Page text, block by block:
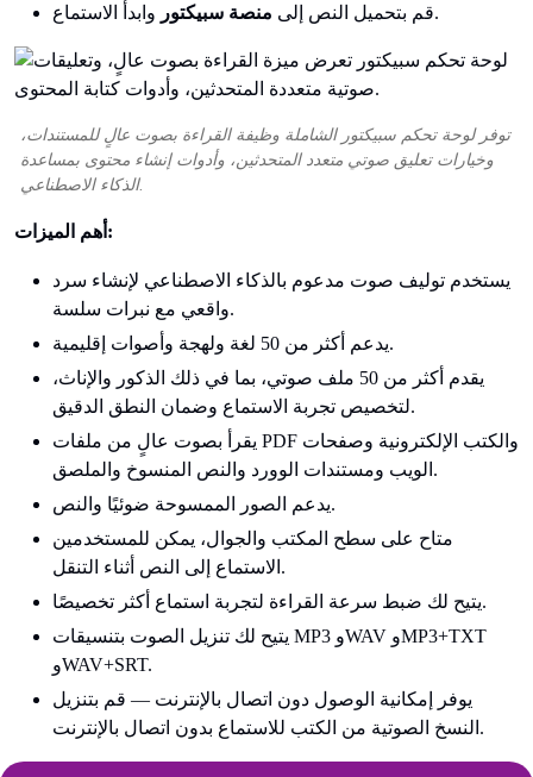
قم بتحميل النص إلى منصة سبيكتور وابدأ الاستماع.
توفر لوحة تحكم سبيكتور الشاملة وظيفة القراءة بصوت عالٍ للمستندات،
وخيارات تعليق صوتي متعدد المتحدثين، وأدوات إنشاء محتوى بمساعدة
الذكاء الاصطناعي.
أهم الميزات:
يستخدم توليف صوت مدعوم بالذكاء الاصطناعي لإنشاء سرد
واقعي مع نبرات سلسة.
يدعم أكثر من 50 لغة ولهجة وأصوات إقليمية.
يقدم أكثر من 50 ملف صوتي، بما في ذلك الذكور والإناث،
لتخصيص تجربة الاستماع وضمان النطق الدقيق.
يقرأ بصوت عالٍ من ملفات PDF والكتب الإلكترونية وصفحات
الويب ومستندات الوورد والنص المنسوخ والملصق.
يدعم الصور الممسوحة ضوئيًا والنص.
متاح على سطح المكتب والجوال، يمكن للمستخدمين
الاستماع إلى النص أثناء التنقل.
يتيح لك ضبط سرعة القراءة لتجربة استماع أكثر تخصيصًا.
يتيح لك تنزيل الصوت بتنسيقات MP3 وWAV وMP3+TXT
وWAV+SRT.
يوفر إمكانية الوصول دون اتصال بالإنترنت — قم بتنزيل
النسخ الصوتية من الكتب للاستماع بدون اتصال بالإنترنت.